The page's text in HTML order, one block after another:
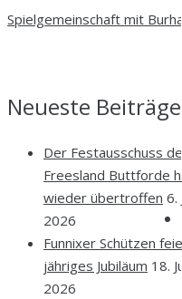
Spielgemeinschaft mit
Neueste Beiträge
Der Festausschuss
Freesland Buttforde
wieder übertroffen 6.
2026
Funnixer Schützen
jähriges Jubiläum 18.
2026